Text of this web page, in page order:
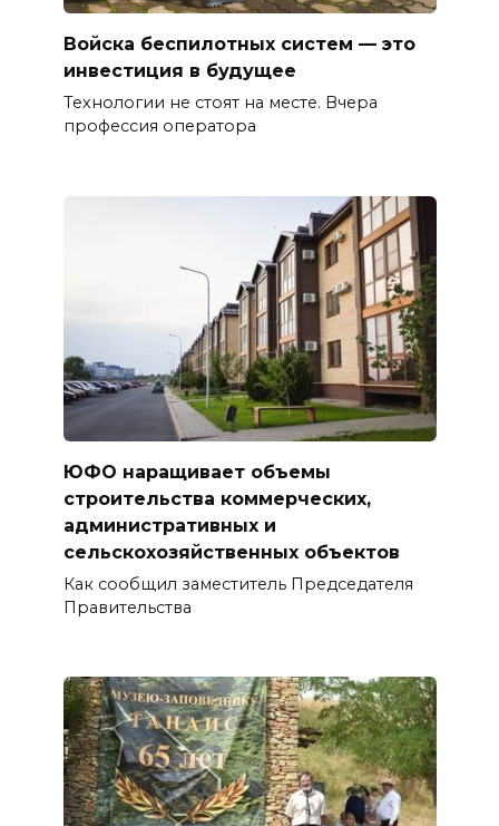
Войска беспилотных систем — это
инвестиция в будущее
Технологии не стоят на месте. Вчера
профессия оператора
ЮФО наращивает объемы
строительства коммерческих,
административных и
сельскохозяйственных объектов
Как сообщил заместитель Председателя
Правительства